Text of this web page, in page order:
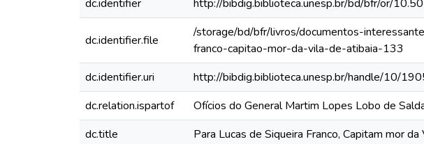
dc.identifier
http://bibdig.biblioteca.unesp.br/bd/bfr/or/
dc.identifier.file
/storage/bd/bfr/livros/documentos-
franco-capitao-mor-da-vila-de-atibaia-133
dc.identifier.uri
http://bibdig.biblioteca.unesp.br/handle/10/
dc.relation.ispartof
Ofícios do General Martim Lopes Lobo de
dc.title
Para Lucas de Siqueira Franco, Capitam mor